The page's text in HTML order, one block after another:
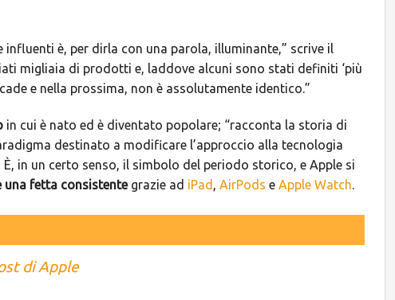
è, per dirla con una parola, illuminante,” scrive il
migliaia di prodotti e, laddove alcuni sono stati definiti ‘più
e nella prossima, non è assolutamente identico.”
in cui è nato ed è diventato popolare; “racconta la storia di
destinato a modificare l’approccio alla tecnologia
in un certo senso, il simbolo del periodo storico, e Apple si
una fetta consistentegrazie ad iPad , AirPods e Apple Watch.
di Apple